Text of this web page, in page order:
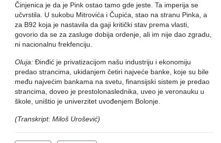
Činjenica je da je Pink ostao tamo gde jeste. Ta imperija se
učvrstila. U sukobu Mitrovića i Čupića, stao na stranu Pinka, a
za B92 koja je nastavila da gaji kritički stav prema vlasti,
govorio da se za zasluge dobija ordenje, ali im nije dao zgradu,
ni nacionalnu frekfenciju.
Oluja: Đinđić je privatizacijom našu industriju i ekonomiju
predao strancima, ukidanjem četiri najveće banke, koje su bile
među najvećim bankama na svetu, finansijski sistem je predao
strancima, doveo je prestolonaslednika, uveo je veronauku u
škole, uništio je univerzitet uvođenjem Bolonje.
(Transkript: Miloš Urošević)